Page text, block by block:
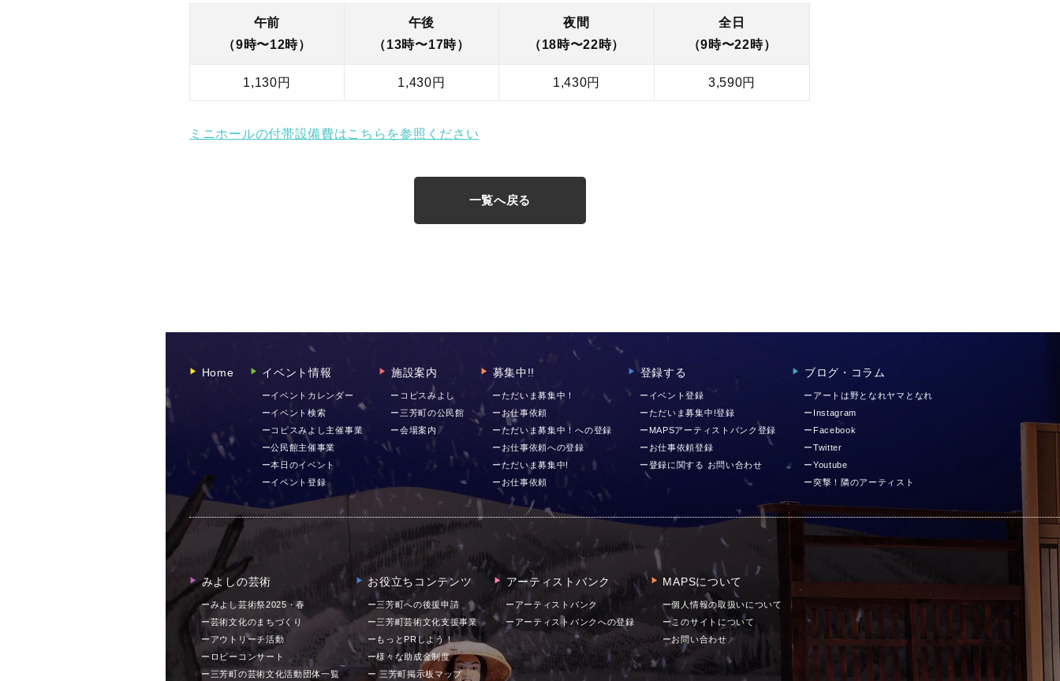
午前
（9時〜12時）
午後
（13時〜17時）
夜間
（18時〜22時）
全日
（9時〜22時）
1,130円 1,430円 1,430円 3,590円
ミニホールの付帯設備費はこちらを参照ください
一覧へ戻る
▶︎ Home ▶︎ イベント情報
ーイベントカレンダー
ーイベント検索
ーコピスみよし主催事業
ー公民館主催事業
ー本日のイベント
ーイベント登録
▶︎ 施設案内
ーコピスみよし
ー三芳町の公民館
ー会場案内
▶︎ 募集中!!
ーただいま募集中！
ーお仕事依頼
ーただいま募集中！への登録
ーお仕事依頼への登録
ーただいま募集中!
ーお仕事依頼
▶︎ 登録する
ーイベント登録
ーただいま募集中!登録
ーMAPSアーティストバンク登録
ーお仕事依頼登録
ー登録に関する お問い合わせ
▶︎ ブログ・コラム
ーアートは野となれヤマとなれ
ーInstagram
ーFacebook
ーTwitter
ーYoutube
ー突撃！隣のアーティスト
▶︎ みよしの芸術
ーみよし芸術祭2025・春
ー芸術文化のまちづくり
ーアウトリーチ活動
ーロビーコンサート
ー三芳町の芸術文化活動団体一覧
▶︎ お役立ちコンテンツ
ー三芳町への後援申請
ー三芳町芸術文化支援事業
ーもっとPRしよう！
ー様々な助成金制度
ー 三芳町掲示板マップ
▶︎ アーティストバンク
ーアーティストバンク
ーアーティストバンクへの登録
▶︎ MAPSについて
ー個人情報の取扱いについて
ーこのサイトについて
ーお問い合わせ